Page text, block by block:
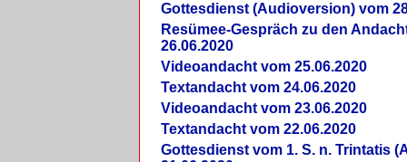
Gottesdienst (Audioversion) vom
Re­sü­mee-Gespräch zu den
26.06.2020
Videoandacht vom 25.06.2020
Textandacht vom 24.06.2020
Videoandacht vom 23.06.2020
Textandacht vom 22.06.2020
Gottesdienst vom 1. S. n. Trintatis